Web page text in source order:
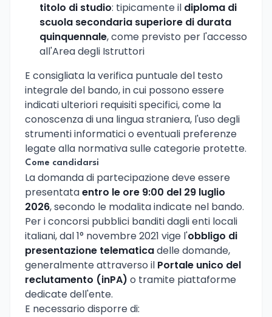
titolo di studio: tipicamente il diploma di
scuola secondaria superiore di durata
quinquennale, come previsto per l'accesso
all'Area degli Istruttori
E consigliata la verifica puntuale del testo
integrale del bando, in cui possono essere
indicati ulteriori requisiti specifici, come la
conoscenza di una lingua straniera, l'uso degli
strumenti informatici o eventuali preferenze
legate alla normativa sulle categorie protette.
Come candidarsi
La domanda di partecipazione deve essere
presentataentro le ore 9:00 del 29 luglio
2026, secondo le modalita indicate nel bando.
Per i concorsi pubblici banditi dagli enti locali
italiani, dal 1° novembre 2021 vige l'obbligo di
presentazione telematicadelle domande,
generalmente attraverso il Portale unico del
reclutamento (inPA) o tramite piattaforme
dedicate dell'ente.
E necessario disporre di: